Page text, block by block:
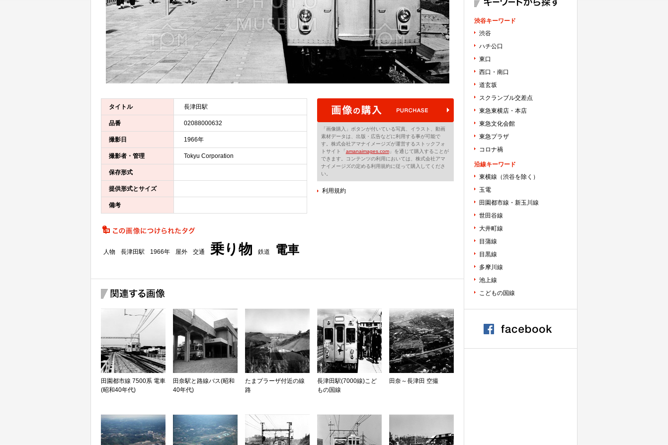
タイトル 長津田駅
品番 02088000632
撮影日 1966年
撮影者・管理 Tokyu Corporation
保存形式
提供形式とサイズ
備考
「画像購入」ボタンが付いている写真、イラスト、動画
素材データは、出版・広告などに利用する事が可能で
す。株式会社アマナイメージズが運営するストックフォ
トサイト「amanaimages.com」を通じて購入することが
できます。コンテンツの利用においては、株式会社アマ
ナイメージズの定める利用規約に従って購入してくださ
い。
利用規約
人物 長津田駅 1966年 屋外 交通 乗り物 鉄道 電車
田園都市線 7500系 電車
(昭和40年代)
田奈駅と路線バス(昭和
40年代)
たまプラーザ付近の線
路
長津田駅(7000線)こど
もの国線
田奈～長津田 空撮
渋谷キーワード
渋谷
ハチ公口
東口
西口・南口
道玄坂
スクランブル交差点
東急東横店・本店
東急文化会館
東急プラザ
コロナ禍
沿線キーワード
東横線（渋谷を除く）
玉電
田園都市線・新玉川線
世田谷線
大井町線
目蒲線
目黒線
多摩川線
池上線
こどもの国線